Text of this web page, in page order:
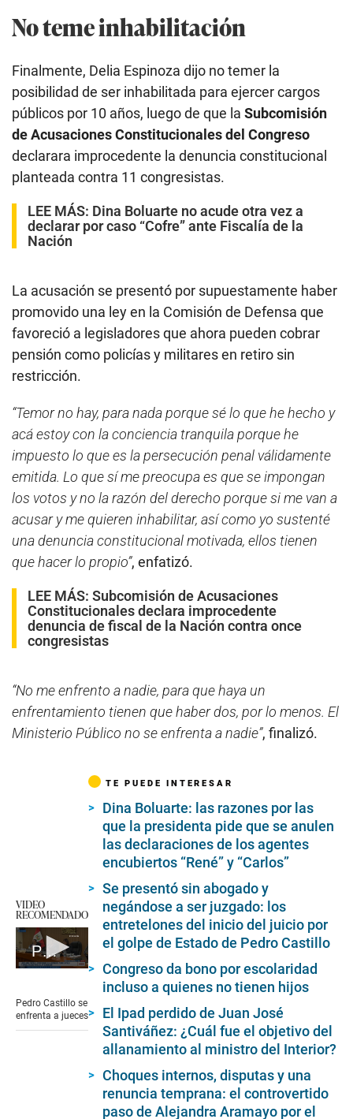
No teme inhabilitación
Finalmente, Delia Espinoza dijo no temer la
posibilidad de ser inhabilitada para ejercer cargos
públicos por 10 años, luego de que la Subcomisión
de Acusaciones Constitucionales del Congreso
declarara improcedente la denuncia constitucional
planteada contra 11 congresistas.
LEE MÁS: Dina Boluarte no acude otra vez a
declarar por caso “Cofre” ante Fiscalía de la
Nación
La acusación se presentó por supuestamente haber
promovido una ley en la Comisión de Defensa que
favoreció a legisladores que ahora pueden cobrar
pensión como policías y militares en retiro sin
restricción.
“Temor no hay, para nada porque sé lo que he hecho y
acá estoy con la conciencia tranquila porque he
impuesto lo que es la persecución penal válidamente
emitida. Lo que sí me preocupa es que se impongan
los votos y no la razón del derecho porque si me van a
acusar y me quieren inhabilitar, así como yo sustenté
una denuncia constitucional motivada, ellos tienen
que hacer lo propio”, enfatizó.
LEE MÁS: Subcomisión de Acusaciones
Constitucionales declara improcedente
denuncia de fiscal de la Nación contra once
congresistas
“No me enfrento a nadie, para que haya un
enfrentamiento tienen que haber dos, por lo menos. El
Ministerio Público no se enfrenta a nadie”, finalizó.
VIDEO
RECOMENDADO
Pedro Castillo se enfrenta a jueces
of
7
minutes,
Pedro Castillo se
enfrenta a jueces
TE PUEDE INTERESAR
Dina Boluarte: las razones por las
que la presidenta pide que se anulen
las declaraciones de los agentes
encubiertos “René” y “Carlos”
Se presentó sin abogado y
negándose a ser juzgado: los
entretelones del inicio del juicio por
el golpe de Estado de Pedro Castillo
Congreso da bono por escolaridad
incluso a quienes no tienen hijos
El Ipad perdido de Juan José
Santiváñez: ¿Cuál fue el objetivo del
allanamiento al ministro del Interior?
Choques internos, disputas y una
renuncia temprana: el controvertido
paso de Alejandra Aramayo por el